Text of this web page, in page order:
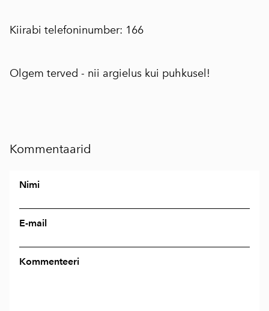
Kiirabi telefoninumber: 166
Olgem terved - nii argielus kui puhkusel!
Kommentaarid
Nimi
E-mail
Kommenteeri